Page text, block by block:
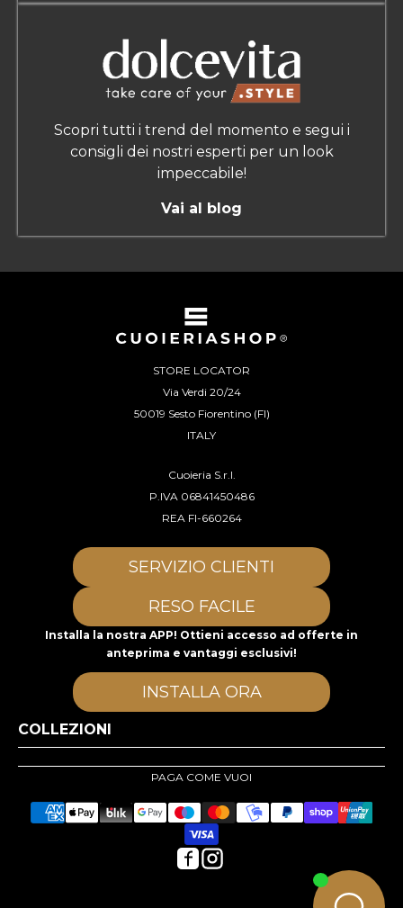
Scopri tutti i trend del momento e segui i
consigli dei nostri esperti per un look
impeccabile!
Vai al blog
STORE LOCATOR
Via Verdi 20/24
50019 Sesto Fiorentino (FI)
ITALY
Cuoieria S.r.l.
P.IVA 06841450486
REA FI-660264
SERVIZIO CLIENTI
RESO FACILE
Installa la nostra APP! Ottieni accesso ad offerte in
anteprima e vantaggi esclusivi!
INSTALLA ORA
COLLEZIONI
PAGA COME VUOI